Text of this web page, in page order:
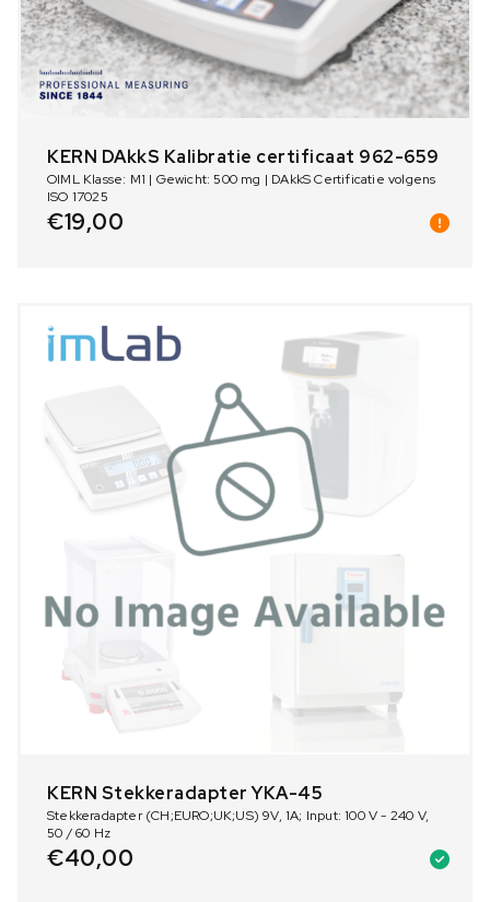
KERN DAkkS Kalibratie certificaat 962-659
OIML Klasse: M1 | Gewicht: 500 mg | DAkkS Certificatie volgens
ISO 17025
€19,00
KERN Stekkeradapter YKA-45
Stekkeradapter (CH;EURO;UK;US) 9V, 1A; Input: 100 V - 240 V,
50 / 60 Hz
€40,00